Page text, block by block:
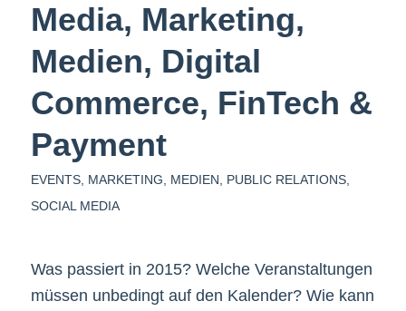
Media, Marketing,
Medien, Digital
Commerce, FinTech &
Payment
EVENTS, MARKETING, MEDIEN, PUBLIC RELATIONS,
SOCIAL MEDIA
Was passiert in 2015? Welche Veranstaltungen
müssen unbedingt auf den Kalender? Wie kann